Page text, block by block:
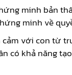
minh bản
minh về
với con từ
có khả năng